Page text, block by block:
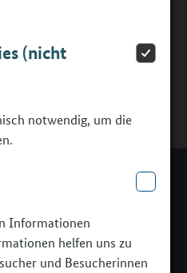
(nicht
notwendig, um die
Informationen
helfen uns zu
und Besucherinnen
barrierefreien Version
ist barrierefrei⁄barrierearm)